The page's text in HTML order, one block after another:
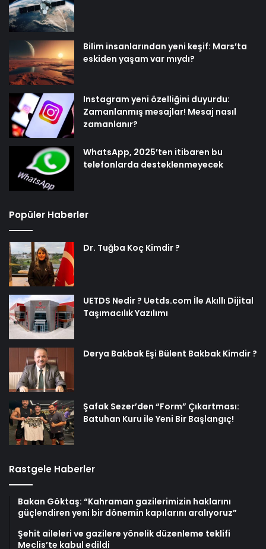
Bilim insanlarından yeni keşif: Mars’ta
eskiden yaşam var mıydı?
Instagram yeni özelliğini duyurdu:
Zamanlanmış mesajlar! Mesaj nasıl
zamanlanır?
WhatsApp, 2025’ten itibaren bu
telefonlarda desteklenmeyecek
Popüler Haberler
Dr. Tuğba Koç Kimdir ?
UETDS Nedir ? Uetds.com İle Akıllı Dijital
Taşımacılık Yazılımı
Derya Bakbak Eşi Bülent Bakbak Kimdir ?
Şafak Sezer’den “Form” Çıkartması:
Batuhan Kuru ile Yeni Bir Başlangıç!
Rastgele Haberler
Bakan Göktaş: “Kahraman gazilerimizin haklarını
güçlendiren yeni bir dönemin kapılarını aralıyoruz”
Şehit aileleri ve gazilere yönelik düzenleme teklifi
Meclis’te kabul edildi